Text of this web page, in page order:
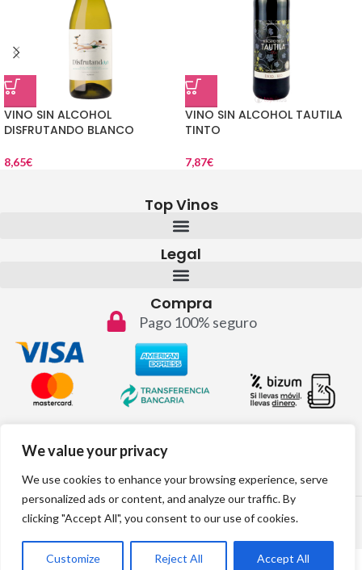
We value your privacy
We use cookies to enhance your browsing experience, serve
personalized ads or content, and analyze our traffic. By
clicking "Accept All", you consent to our use of cookies.
Customize Reject All Accept All
VINO SIN ALCOHOL
DISFRUTANDO BLANCO
8,65€
VINO SIN ALCOHOL TAUTILA
TINTO
7,87€
Top Vinos
Legal
Compra
Pago 100% seguro
info@topvinos.com
2024 © Todos los derechos reservados
Desarrollo web por: